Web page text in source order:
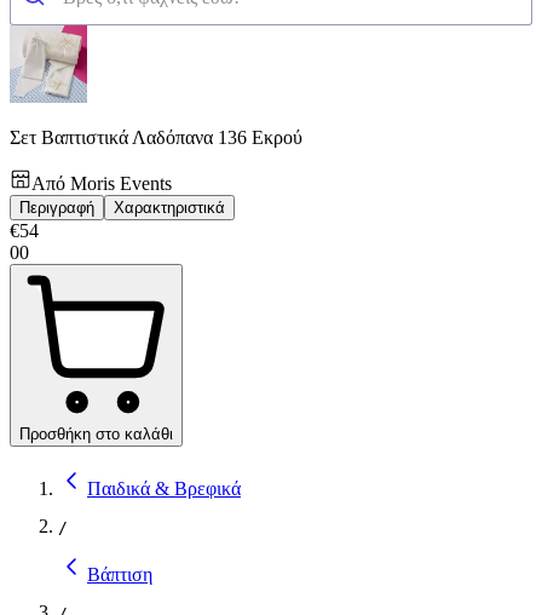
Σετ Βαπτιστικά Λαδόπανα 136 Εκρού
Από Moris Events
Περιγραφή Χαρακτηριστικά
€54
00
Προσθήκη στο καλάθι
Παιδικά & Βρεφικά
/
Βάπτιση